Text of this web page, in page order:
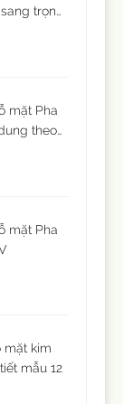
trọng
A4)
mặt Pha
theo
mặt Pha
mặt kim
mẫu 12